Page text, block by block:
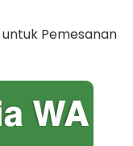
Pemesanan